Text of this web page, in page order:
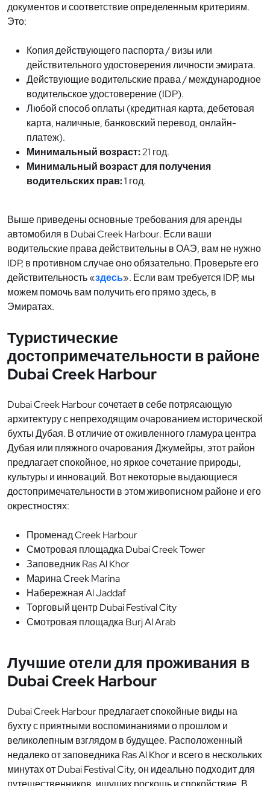
документов и соответствие определенным критериям.
Это:
Копия действующего паспорта / визы или
действительного удостоверения личности эмирата.
Действующие водительские права / международное
водительское удостоверение (IDP).
Любой способ оплаты (кредитная карта, дебетовая
карта, наличные, банковский перевод, онлайн-
платеж).
Минимальный возраст:21 год.
Минимальный возраст для получения
водительских прав:1 год.
Выше приведены основные требования для аренды
автомобиля в Dubai Creek Harbour. Если ваши
водительские права действительны в ОАЭ, вам не нужно
IDP, в противном случае оно обязательно. Проверьте его
действительность «здесь». Если вам требуется IDP, мы
можем помочь вам получить его прямо здесь, в
Эмиратах.
Туристические
достопримечательности в районе
Dubai Creek Harbour
Dubai Creek Harbour сочетает в себе потрясающую
архитектуру с непреходящим очарованием исторической
бухты Дубая. В отличие от оживленного гламура центра
Дубая или пляжного очарования Джумейры, этот район
предлагает спокойное, но яркое сочетание природы,
культуры и инноваций. Вот некоторые выдающиеся
достопримечательности в этом живописном районе и его
окрестностях:
Променад Creek Harbour
Смотровая площадка Dubai Creek Tower
Заповедник Ras Al Khor
Марина Creek Marina
Набережная Al Jaddaf
Торговый центр Dubai Festival City
Смотровая площадка Burj Al Arab
Лучшие отели для проживания в
Dubai Creek Harbour
Dubai Creek Harbour предлагает спокойные виды на
бухту с приятными воспоминаниями о прошлом и
великолепным взглядом в будущее. Расположенный
недалеко от заповедника Ras Al Khor и всего в нескольких
минутах от Dubai Festival City, он идеально подходит для